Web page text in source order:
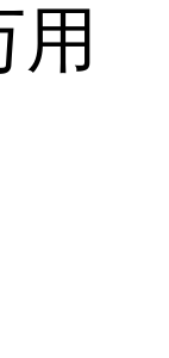
用